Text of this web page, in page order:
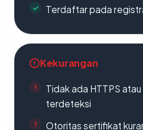
Terdaftar pada
Kekurangan
Tidak ada HTTPS
terdeteksi
Otoritas sertifikat